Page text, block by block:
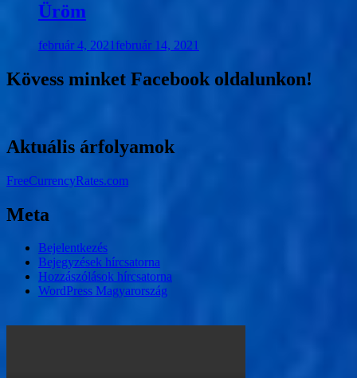
Üröm
február 4, 2021 február 14, 2021
Kövess minket Facebook oldalunkon!
Aktuális árfolyamok
FreeCurrencyRates.com
Meta
Bejelentkezés
Bejegyzések hírcsatorna
Hozzászólások hírcsatorna
WordPress Magyarország